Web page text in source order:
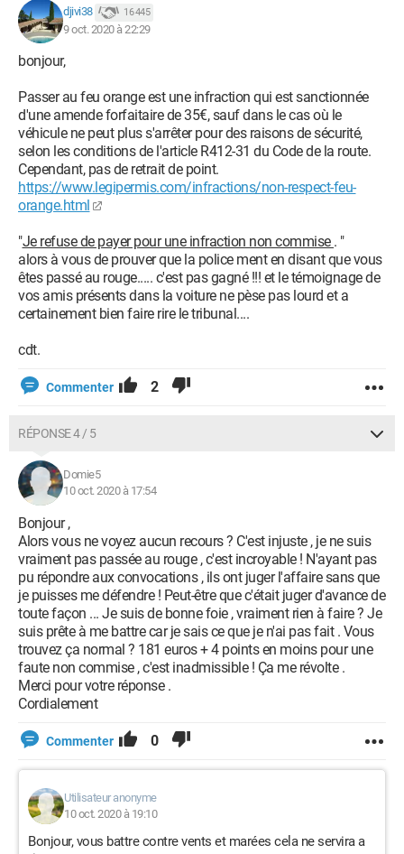
djivi38 16 445
9 oct. 2020 à 22:29
bonjour,
Passer au feu orange est une infraction qui est sanctionnée
d'une amende forfaitaire de 35€, sauf dans le cas où le
véhicule ne peut plus s'arrêter pour des raisons de sécurité,
selon les conditions de l'article R412-31 du Code de la route.
Cependant, pas de retrait de point.
https://www.legipermis.com/infractions/non-respect-feu-
orange.html
"Je refuse de payer pour une infraction non commise . "
alors à vous de prouver que la police ment en disant que vous
êtes passé au rouge..... c'est pas gagné !!! et le témoignage de
vos amis présents dans la voiture ne pèse pas lourd et a
certainement bien faire rire le tribunal....
cdt.
Commenter 2
RÉPONSE 4 / 5
Domie5
10 oct. 2020 à 17:54
Bonjour ,
Alors vous ne voyez aucun recours ? C'est injuste , je ne suis
vraiment pas passée au rouge , c'est incroyable ! N'ayant pas
pu répondre aux convocations , ils ont juger l'affaire sans que
je puisses me défendre ! Peut-être que c'était juger d'avance de
toute façon ... Je suis de bonne foie , vraiment rien à faire ? Je
suis prête à me battre car je sais ce que je n'ai pas fait . Vous
trouvez ça normal ? 181 euros + 4 points en moins pour une
faute non commise , c'est inadmissible ! Ça me révolte .
Merci pour votre réponse .
Cordialement
Commenter 0
Utilisateur anonyme
10 oct. 2020 à 19:10
Bonjour, vous battre contre vents et marées cela ne servira a